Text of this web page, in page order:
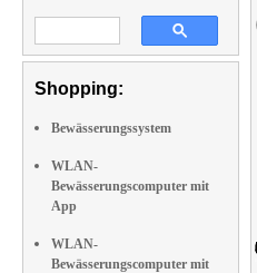
Shopping:
Bewässerungssystem
WLAN-
Bewässerungscomputer mit
App
WLAN-
Bewässerungscomputer mit